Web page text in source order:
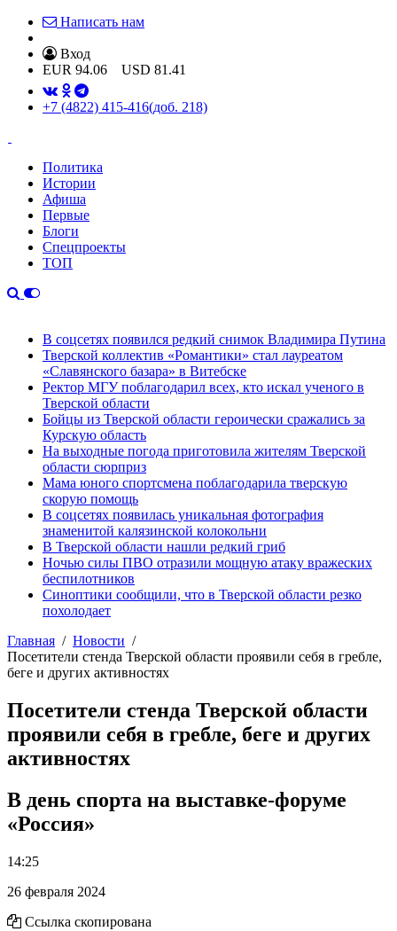
Написать нам
Вход
EUR 94.06 USD 81.41
+7 (4822) 415-416(доб. 218)
Политика
Истории
Афиша
Первые
Блоги
Спецпроекты
ТОП
В соцсетях появился редкий снимок Владимира Путина
Тверской коллектив «Романтики» стал лауреатом
«Славянского базара» в Витебске
Ректор МГУ поблагодарил всех, кто искал ученого в
Тверской области
Бойцы из Тверской области героически сражались за
Курскую область
На выходные погода приготовила жителям Тверской
области сюрприз
Мама юного спортсмена поблагодарила тверскую
скорую помощь
В соцсетях появилась уникальная фотография
знаменитой калязинской колокольни
В Тверской области нашли редкий гриб
Ночью силы ПВО отразили мощную атаку вражеских
беспилотников
Синоптики сообщили, что в Тверской области резко
похолодает
Главная
Новости
Посетители стенда Тверской области проявили себя в гребле,
беге и других активностях
Посетители стенда Тверской области
проявили себя в гребле, беге и других
активностях
В день спорта на выставке-форуме
«Россия»
14:25
26 февраля 2024
Ссылка скопирована